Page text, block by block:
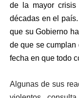
de la mayor
décadas en el
que su Gobierno
de que se cumplan
fecha en que todo
Algunas de sus